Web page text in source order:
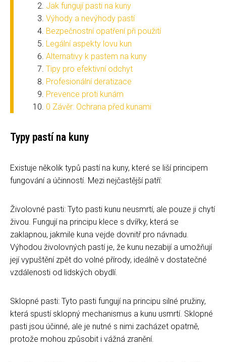
Jak fungují pasti na kuny
Výhody a nevýhody pastí
Bezpečnostní opatření při použití
Legální aspekty lovu kun
Alternativy k pastem na kuny
Tipy pro efektivní odchyt
Profesionální deratizace
Prevence proti kunám
0 Závěr: Ochrana před kunami
Typy pastí na kuny
Existuje několik typů pastí na kuny, které se liší principem
fungování a účinností. Mezi nejčastější patří:
Živolovné pasti: Tyto pasti kunu neusmrtí, ale pouze ji chytí
živou. Fungují na principu klece s dvířky, která se
zaklapnou, jakmile kuna vejde dovnitř pro návnadu.
Výhodou živolovných pastí je, že kunu nezabijí a umožňují
její vypuštění zpět do volné přírody, ideálně v dostatečné
vzdálenosti od lidských obydlí.
Sklopné pasti: Tyto pasti fungují na principu silné pružiny,
která spustí sklopný mechanismus a kunu usmrtí. Sklopné
pasti jsou účinné, ale je nutné s nimi zacházet opatrně,
protože mohou způsobit i vážná zranění.